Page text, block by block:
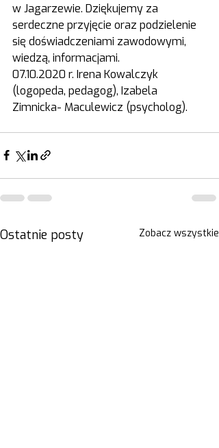
w Jagarzewie. Dziękujemy za
serdeczne przyjęcie oraz podzielenie
się doświadczeniami zawodowymi,
wiedzą, informacjami.
07.10.2020 r. Irena Kowalczyk
(logopeda, pedagog), Izabela
Zimnicka- Maculewicz (psycholog).
Ostatnie posty Zobacz wszystkie